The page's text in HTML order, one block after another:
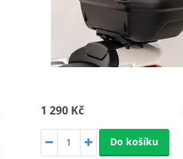
1 290 Kč
Do košíku